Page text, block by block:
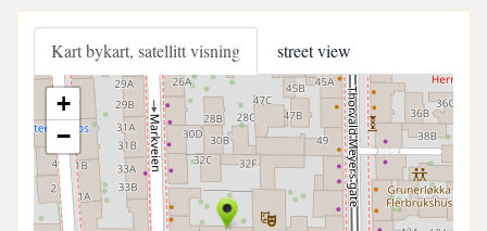
Kart bykart, satellitt visning street view
+
−